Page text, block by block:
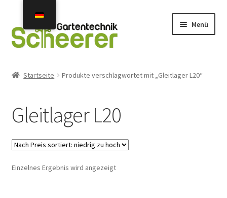
Navigation
springen
Inhalt
springen
Menü
Neuheiten 2026
Mähroboter
Gebraucht- u. Vorführgeräte
Startseite Produkte verschlagwortet mit „Gleitlager L20“
Gleitlager L20
Einzelnes Ergebnis wird angezeigt